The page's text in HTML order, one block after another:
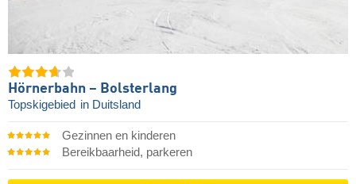
Hörnerbahn – Bolsterlang
Topskigebied in Duitsland
Gezinnen en kinderen
Bereikbaarheid, parkeren